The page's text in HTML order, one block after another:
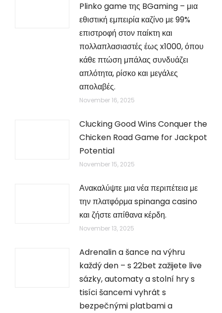
Plinko game της BGaming – μια
εθιστική εμπειρία καζίνο με 99%
επιστροφή στον παίκτη και
πολλαπλασιαστές έως x1000, όπου
κάθε πτώση μπάλας συνδυάζει
απλότητα, ρίσκο και μεγάλες
απολαβές.
November 16, 2025
Clucking Good Wins Conquer the
Chicken Road Game for Jackpot
Potential
November 15, 2025
Ανακαλύψτε μια νέα περιπέτεια με
την πλατφόρμα spinanga casino
και ζήστε απίθανα κέρδη.
November 13, 2025
Adrenalin a šance na výhru
každý den – s 22bet zažijete live
sázky, automaty a stolní hry s
tisíci šancemi vyhrát s
bezpečnými platbami a